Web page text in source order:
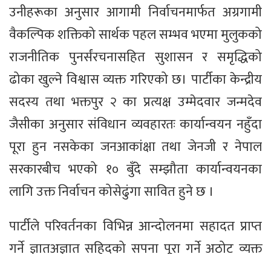
उनीहरूका अनुसार आगामी निर्वाचनमार्फत अग्रगामी
वैकल्पिक शक्तिको सार्थक पहल सम्भव भएमा मुलुकको
राजनीतिक पुनर्संरचनासहित सुशासन र समृद्धिको
ढोका खुल्ने विश्वास व्यक्त गरिएको छ। पार्टीका केन्द्रीय
सदस्य तथा भक्तपुर २ का प्रत्यक्ष उम्मेदवार जन्मदेव
जैसीका अनुसार संविधान व्यवहारतः कार्यान्वयन नहुँदा
पूरा हुन नसकेका जनआकांक्षा तथा जेनजी र नेपाल
सरकारबीच भएको १० बुँदे सम्झौता कार्यान्वयनका
लागि उक्त निर्वाचन कोसेढुंगा सावित हुने छ ।
पार्टीले परिवर्तनका विभिन्न आन्दोलनमा सहादत प्राप्त
गर्ने ज्ञातअज्ञात सहिदको सपना पूरा गर्ने अठोट व्यक्त